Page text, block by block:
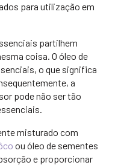
para utilização em
partilhem
coisa. O óleo de
o que significa
a
pode não ser tão
misturado com
ou óleo de sementes
e proporcionar